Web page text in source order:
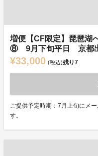
増便【CF限定】琵琶湖
⑧ 9月下旬平日 京都
¥33,000 (税込)残り7
ご提供予定時期：7月上旬にメ
す。